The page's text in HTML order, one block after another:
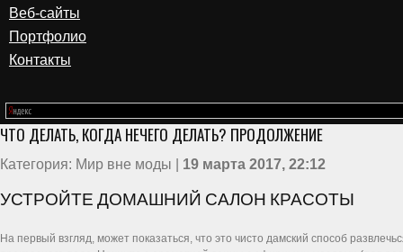
Веб-сайты
Портфолио
Контакты
ЧТО ДЕЛАТЬ, КОГДА НЕЧЕГО ДЕЛАТЬ? ПРОДОЛЖЕНИЕ
Категория: Мир вне моды | 19 марта 2017, 22:12
УСТРОЙТЕ ДОМАШНИЙ САЛОН КРАСОТЫ
На первый взгляд, может показаться, что это чисто дамский способ